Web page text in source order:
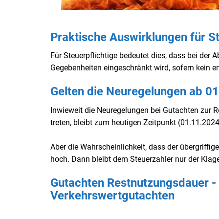
Praktische Auswirklungen für
Für Steuerpflichtige bedeutet dies, dass bei der
Gegebenheiten eingeschränkt wird, sofern kein
Gelten die Neuregelungen ab
Inwieweit die Neuregelungen bei Gutachten zur
treten, bleibt zum heutigen Zeitpunkt
Aber die Wahrscheinlichkeit, dass der
hoch. Dann bleibt dem Steuerzahler nur der
Gutachten Restnutzungsdauer
Verkehrswertgutachten